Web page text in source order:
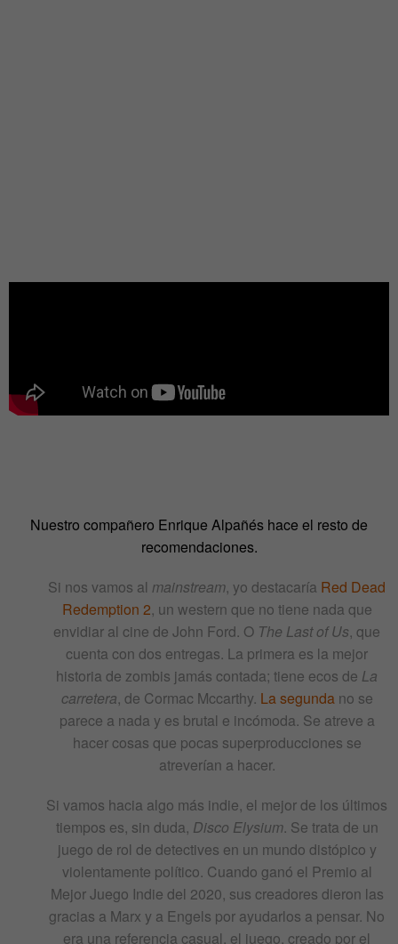
Nuestro compañero Enrique Alpañés hace el resto de
recomendaciones.
Si nos vamos al mainstream, yo destacaría Red Dead
Redemption 2, un western que no tiene nada que
envidiar al cine de John Ford. O The Last of Us, que
cuenta con dos entregas. La primera es la mejor
historia de zombis jamás contada; tiene ecos de La
carretera, de Cormac Mccarthy. La segundano se
parece a nada y es brutal e incómoda. Se atreve a
hacer cosas que pocas superproducciones se
atreverían a hacer.
Si vamos hacia algo más indie, el mejor de los últimos
tiempos es, sin duda, Disco Elysium. Se trata de un
juego de rol de detectives en un mundo distópico y
violentamente político. Cuando ganó el Premio al
Mejor Juego Indie del 2020, sus creadores dieron las
gracias a Marx y a Engels por ayudarlos a pensar. No
era una referencia casual, el juego, creado por el